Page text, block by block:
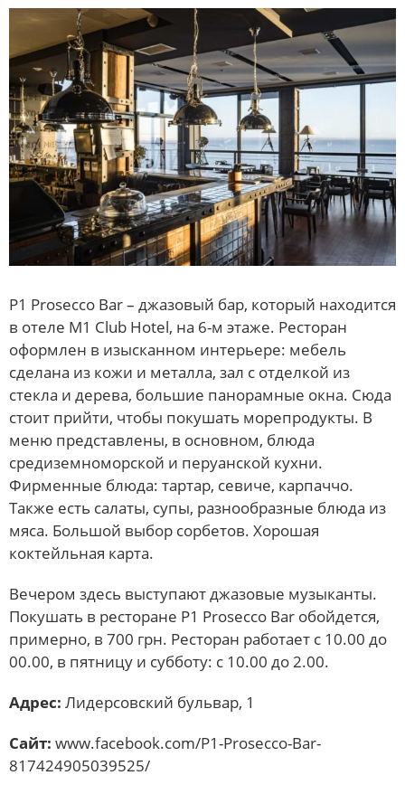
P1 Prosecco Bar – джазовый бар, который находится
в отеле M1 Club Hotel, на 6-м этаже. Ресторан
оформлен в изысканном интерьере: мебель
сделана из кожи и металла, зал с отделкой из
стекла и дерева, большие панорамные окна. Сюда
стоит прийти, чтобы покушать морепродукты. В
меню представлены, в основном, блюда
средиземноморской и перуанской кухни.
Фирменные блюда: тартар, севиче, карпаччо.
Также есть салаты, супы, разнообразные блюда из
мяса. Большой выбор сорбетов. Хорошая
коктейльная карта.
Вечером здесь выступают джазовые музыканты.
Покушать в ресторане P1 Prosecco Bar обойдется,
примерно, в 700 грн. Ресторан работает с 10.00 до
00.00, в пятницу и субботу: с 10.00 до 2.00.
Адрес: Лидерсовский бульвар, 1
Сайт: www.facebook.com/P1-Prosecco-Bar-
817424905039525/